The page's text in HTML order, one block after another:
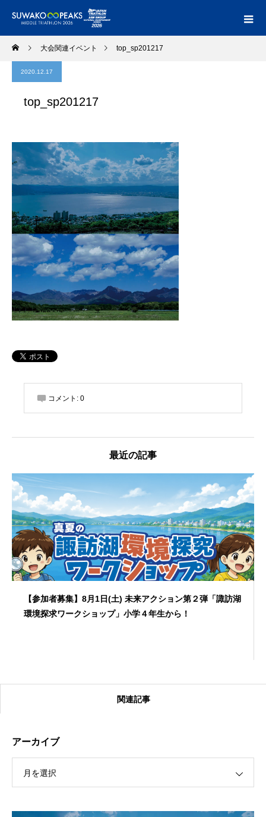
大会関連イベント top_sp201217
2020.12.17
top_sp201217
コメント: 0
最近の記事
【参加者募集】8月1日(土) 未来アクション第２弾「諏訪湖
環境探求ワークショップ」小学４年生から！
【受付終了】2026大会同日開催！カヤックに乗って諏訪
関連記事
アーカイブ
月を選択